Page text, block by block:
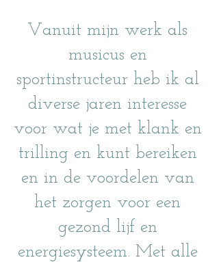
Vanuit mijn werk als
musicus en
sportinstructeur heb ik al
diverse jaren interesse
voor wat je met klank en
trilling en kunt bereiken
en in de voordelen van
het zorgen voor een
gezond lijf en
energiesysteem. Met alle